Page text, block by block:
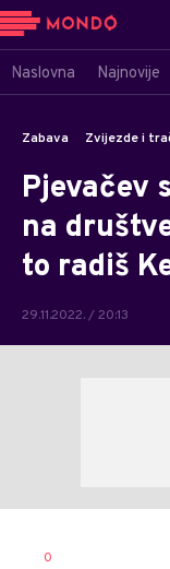
Naslovna Najnovije
Zabava Zvijezde i
Pjevačev
na
to radiš
29.11.2022. / 20:13
AUTOR
0